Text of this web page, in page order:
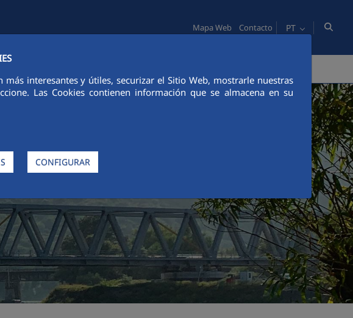
interesantes y útiles, securizar el Sitio Web, mostrarle nuestras
Las Cookies contienen información que se almacena en su
CONFIGURAR
Mapa Web Contacto PT